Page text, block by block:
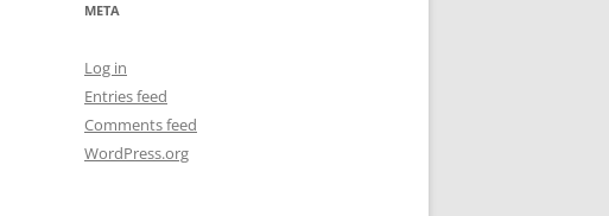
META
Log in
Entries feed
Comments feed
WordPress.org